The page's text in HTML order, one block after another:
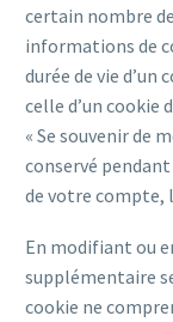
certain nombre
informations de
durée de vie d’un
celle d’un cookie
« Se souvenir de
conservé pendant
de votre compte,
En modifiant ou
supplémentaire
cookie ne